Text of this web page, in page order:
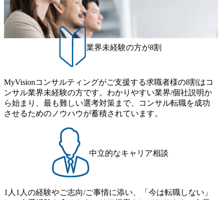
心に、DX戦略策定、新規事業立案、組織変革、規制対応等
の幅広いプロジェクトを主導する。 - 天野 善仁氏：19卒Pw
C出身。Xspear最年少シニアマネージャー 社員インタビュー
ページ (https://www.xspear.co.jp/career/interviews/) 戦略だけの
コンサルは終わり──コンサル業界の風雲児に聞く。“これ
から”のコンサルの在り方 (https://www.businessinsider.jp/articl
e/20250205-simplex-xspear/) Xspear Consultingがえるぼし認定
を取得 (https://www.agara.co.jp/article/382811) シンプレクスと
Xspear Consultingが、東京都港区の行政手続き100%デジタル
化を支援 (https://www.afpbb.com/articles/-/3520247) 【未経験
者】 ・年収UPでのオファー ・ワンプールで様々なインダ
流工程、先端技術を学べる環境 【コンサルファーム経験
者】 ・専門領域に軸足を置きながら、他領域にもチャレン
ジできる環境 ・タイトルアップでのオファー ・現職ファー
ムより高いオファー年収 ・実力主義でプロモーションでき
る（ダブルスキップもあり） ・週に1度のアサインｍｔｇで
果、なりたいキャリアを反映できるｐｊにアサインしても
ができます。 慶弔休暇は、事由により取得可能日数は異な
りますが、3～7日の連続休暇を取得できます。 リフレッシ
ュ休暇は、規程で定める勤続年数ごとに、連続5日のリフレ
ッシュ休暇を取得できます。 【育児や子の看護、介護など
の制度】 育児休暇： 対象：小学校1年修了時の3月31日まで
の子を育てるすべての従業員※期間：通算3年間 短時間勤
日2時間15分まで、始業・終業時刻の繰り上げ・繰り下げが
可能 子の看護休暇： 子1人につき5日まで取得でき、1時間
単位で取得することも可能 家族看護休暇： 5日まで取得で
き、1時間単位で取得することも可能 【独身寮、住宅手当制
度など】 独身寮：富山事業所の近くに、白風寮と青風寮の2
つの寮があり、以下の入居基準を満たす方が入居可能で
す。 ＜入居基準＞ ・満33歳までの独身者 ・自宅から勤務地
までの通勤総時間が2時間を超えること 住宅手当： 本社の
近くには独身寮や社宅等が無いため、条件を満たす方には
住宅手当を支給します。 また、独身寮は男性のみの入居と
なるため、入居基準を満たす女性には住宅手当を支給しま
業界未経験の方が8割
MyVisionコンサルティングがご支援する求職者様の8割はコ
ンサル業界未経験の方です。わかりやすい業界/個社説明か
ら始まり、最も難しい選考対策まで、コンサル転職を成功
させるためのノウハウが蓄積されています。
中立的なキャリア相談
1人1人の経験やご志向/ご事情に添い、「今は転職しない」